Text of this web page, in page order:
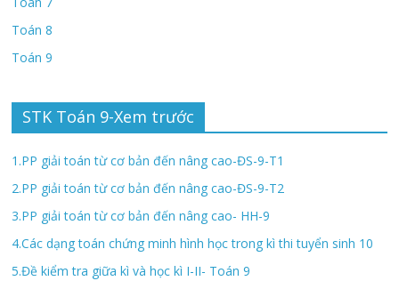
Toán 8
Toán 9
STK Toán 9-Xem trước
1.PP giải toán từ cơ bản đến nâng cao-ĐS-9-T1
2.PP giải toán từ cơ bản đến nâng cao-ĐS-9-T2
3.PP giải toán từ cơ bản đến nâng cao- HH-9
4.Các dạng toán chứng minh hình học trong kì thi tuyển sinh 10
5.Đề kiểm tra giữa kì và học kì I-II- Toán 9